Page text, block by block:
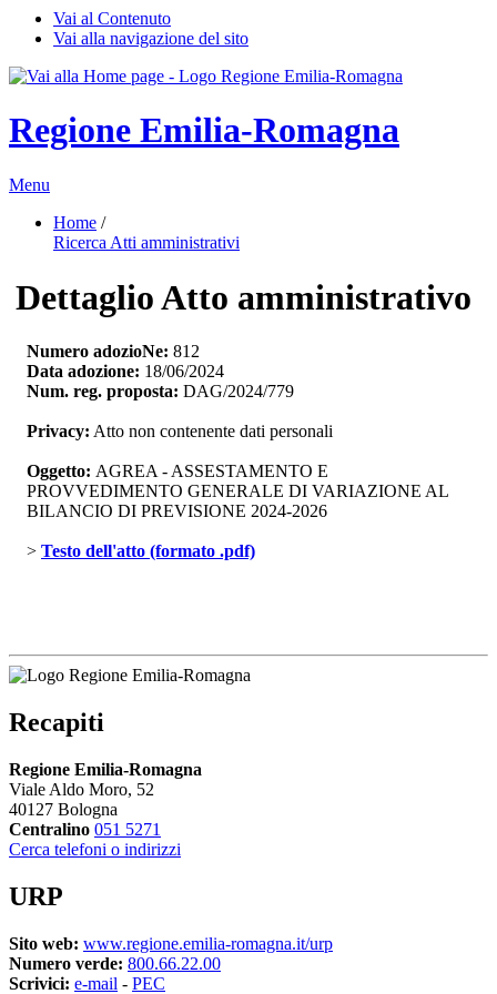
Vai al Contenuto
Vai alla navigazione del sito
Regione Emilia-Romagna
Menu
Home /
Ricerca Atti amministrativi
Dettaglio Atto amministrativo
Numero adozioNe: 812
Data adozione: 18/06/2024
Num. reg. proposta: DAG/2024/779
Privacy: Atto non contenente dati personali
Oggetto: AGREA - ASSESTAMENTO E
PROVVEDIMENTO GENERALE DI VARIAZIONE AL
BILANCIO DI PREVISIONE 2024-2026
> Testo dell'atto (formato .pdf)
Recapiti
Regione Emilia-Romagna
Viale Aldo Moro, 52
40127 Bologna
Centralino 051 5271
Cerca telefoni o indirizzi
URP
Sito web: www.regione.emilia-romagna.it/urp
Numero verde: 800.66.22.00
Scrivici: e-mail - PEC